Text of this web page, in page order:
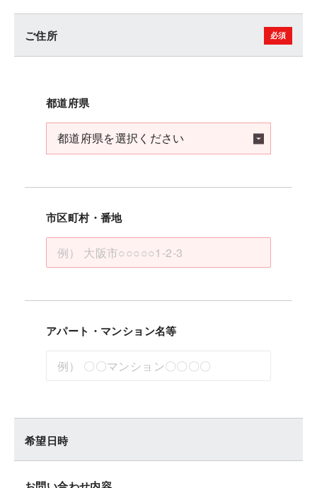
ご住所
都道府県
市区町村・番地
アパート・マンション名等
希望日時